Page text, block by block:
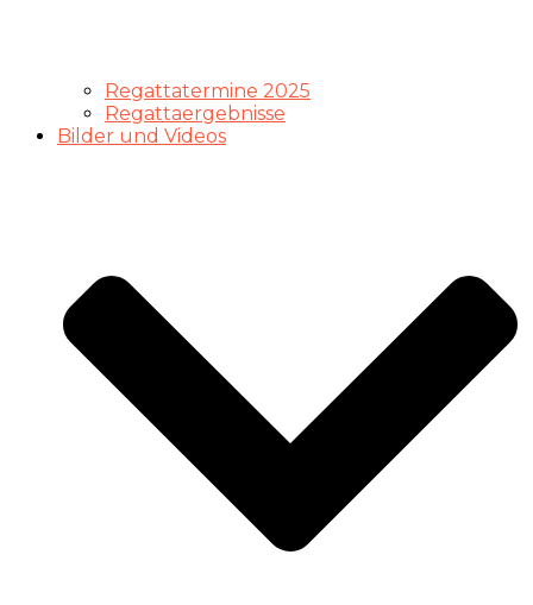
Regattatermine 2025
Regattaergebnisse
Bilder und Videos